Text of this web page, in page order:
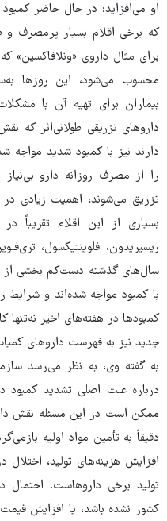
او می‌افزاید: در حال حاضر
که برخی اقلام بسیار پرمصرف و
برای مثال داروی «ونلافاکسین»
محسوب می‌شود، این روزها
بیماران برای تهیه آن با
داروهای تزریقی طولانی‌اثر که
دارند نیز با کمبود شدید مواجه
را از مصرف روزانه دارو
تزریق می‌شوند، اهمیت زیادی در
بسیاری از این اقلام تقریباً در
ریسپریدون، فلوپنتیکسول،
سال‌های گذشته دست‌کم بخشی از
با کمبود مواجه شده‌اند و شرایط
کمبودها در هفته‌های اخیر
جدید نیز به فهرست داروهای
به گفته وی، به نظر می‌رسد
درباره علت اصلی تشدید کمبود
ممکن است در این مسئله نقش
دقیقاً به تأمین مواد اولیه
افزایش هزینه‌های تولید،
تولید برخی داروهاست. احتمال
کشور نشده باشد، یا افزایش